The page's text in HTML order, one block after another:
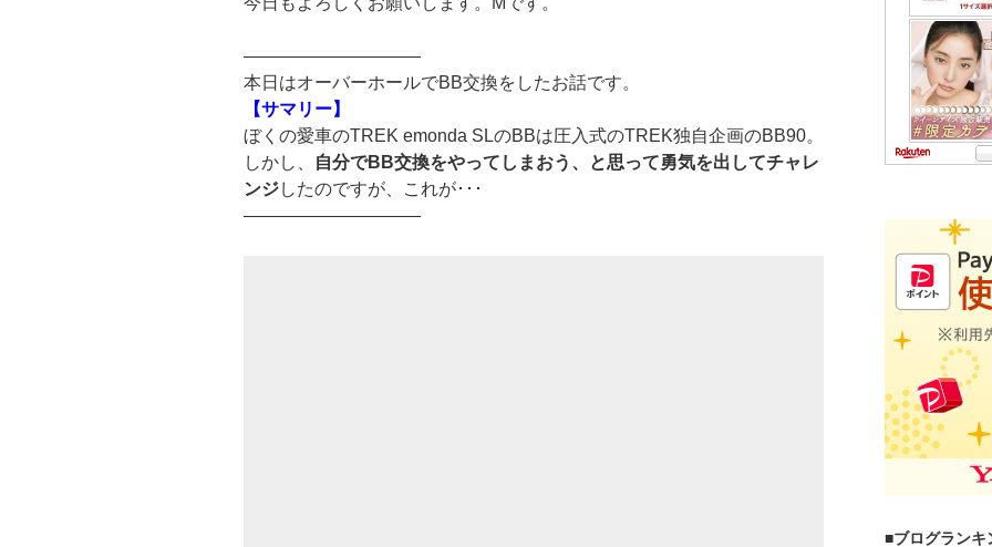
——————————
本日はオーバーホールでBB交換をしたお話です。
【サマリー】
ぼくの愛車のTREK emonda SLのBBは圧入式のTREK独自企画のBB90。
しかし、
自分でBB交換をやってしまおう、と思って勇気を出してチャレ
ンジしたのですが、これが･･･
——————————
■ブログランキ